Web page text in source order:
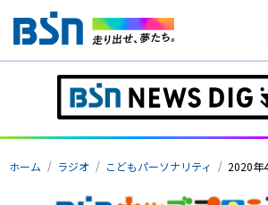
ホーム
テレビ
ラジオ
ホーム ラジオ こどもパーソナリティ 2020年